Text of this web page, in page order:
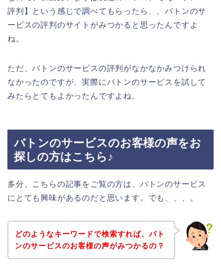
評判】という感じで調べてもらったら、、バトンのサ
ービスの評判のサイトがみつかると思ったんですよ
ね。
ただ、バトンのサービスの評判がなかなかみつけられ
なかったのですが、実際にバトンのサービスを試して
みたらとてもよかったんですよね。
バトンのサービスのお客様の声をお
探しの方はこちら♪
多分、こちらの記事をご覧の方は、バトンのサービス
にとても興味があるのだと思います。でも、、、。
どのようなキーワードで検索すれば、バト
ンのサービスのお客様の声がみつかるの？